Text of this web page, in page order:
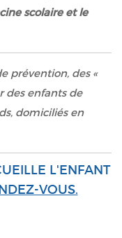
scolaire et le
prévention, des «
des enfants de
domiciliés en
L'ENFANT
VOUS.